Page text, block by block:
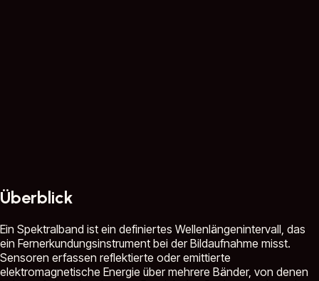
Überblick
Ein Spektralband ist ein definiertes Wellenlängenintervall, das
ein Fernerkundungsinstrument bei der Bildaufnahme misst.
Sensoren erfassen reflektierte oder emittierte
elektromagnetische Energie über mehrere Bänder, von denen